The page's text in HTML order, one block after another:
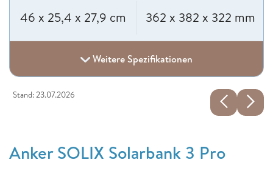
46 x 25,4 x 27,9 cm 362 x 382 x 322 mm
Weitere Spezifikationen
Stand: 23.07.2026
Anker SOLIX Solarbank 3 Pro